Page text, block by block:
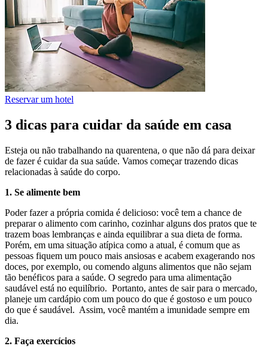
Reservar um hotel
3 dicas para cuidar da saúde em casa
Esteja ou não trabalhando na quarentena, o que não dá para deixar
de fazer é cuidar da sua saúde. Vamos começar trazendo dicas
relacionadas à saúde do corpo.
1. Se alimente bem
Poder fazer a própria comida é delicioso: você tem a chance de
preparar o alimento com carinho, cozinhar alguns dos pratos que te
trazem boas lembranças e ainda equilibrar a sua dieta de forma.
Porém, em uma situação atípica como a atual, é comum que as
pessoas fiquem um pouco mais ansiosas e acabem exagerando nos
doces, por exemplo, ou comendo alguns alimentos que não sejam
tão benéficos para a saúde. O segredo para uma alimentação
saudável está no equilíbrio. Portanto, antes de sair para o mercado,
planeje um cardápio com um pouco do que é gostoso e um pouco
do que é saudável. Assim, você mantém a imunidade sempre em
dia.
2. Faça exercícios